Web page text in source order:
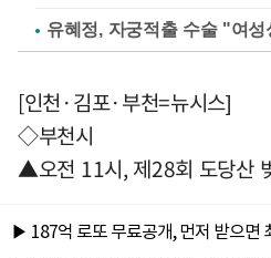
유혜정, 자궁적출 수술 "여
[인천·김포·부천=뉴시스]
◇부천시
▲오전 11시, 제28회 도당산